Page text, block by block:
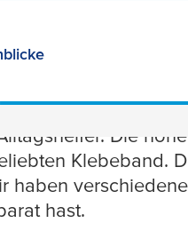
Die
Klebeband.
haben
hast.